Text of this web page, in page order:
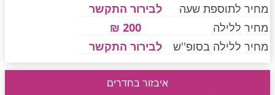
חדרים לפי שעה בחיפה קריות
חדרים לפי שעה בכנרת גליל תחתון עמקים
מחיר לתוספת שעה
לבירור התקשר
מחיר ללילה
200 ₪
מחיר ללילה בסופ''ש
לבירור התקשר
איבזור בחדרים